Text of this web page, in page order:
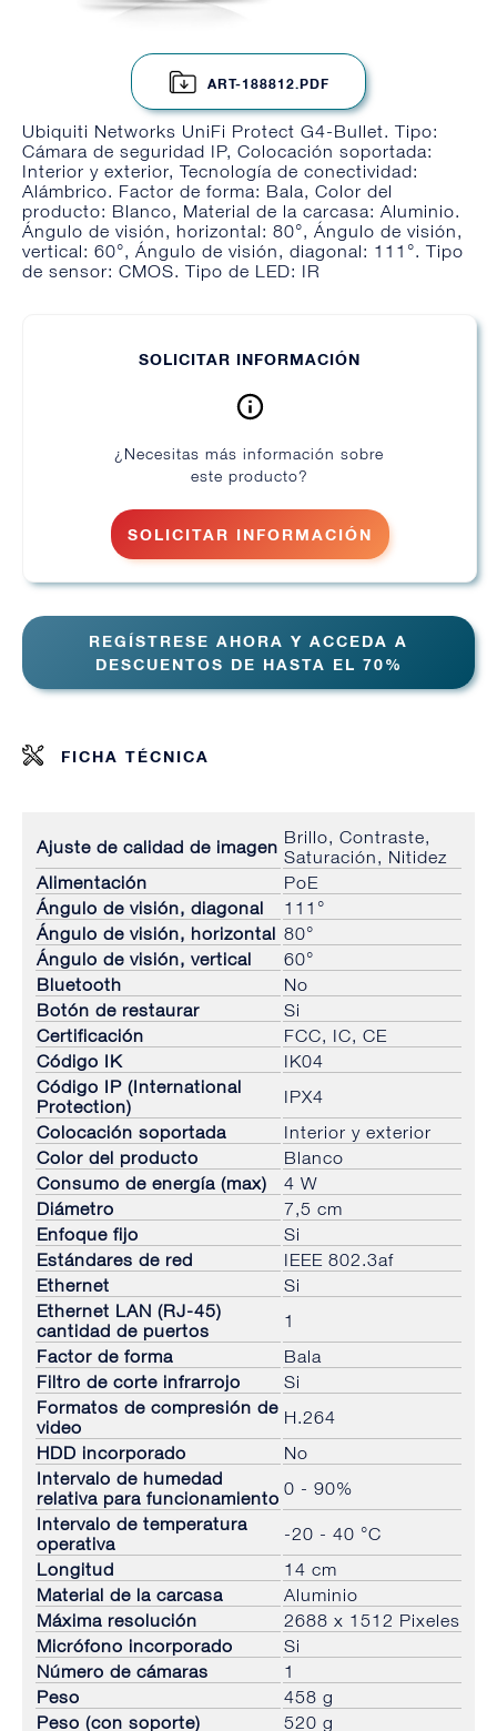
ART-188812.PDF
Ubiquiti Networks UniFi Protect G4-Bullet. Tipo:
Cámara de seguridad IP, Colocación soportada:
Interior y exterior, Tecnología de conectividad:
Alámbrico. Factor de forma: Bala, Color del
producto: Blanco, Material de la carcasa: Aluminio.
Ángulo de visión, horizontal: 80°, Ángulo de visión,
vertical: 60°, Ángulo de visión, diagonal: 111°. Tipo
de sensor: CMOS. Tipo de LED: IR
SOLICITAR INFORMACIÓN
¿Necesitas más información sobre
este producto?
SOLICITAR INFORMACIÓN
REGÍSTRESE AHORA Y ACCEDA A
DESCUENTOS DE HASTA EL 70%
FICHA TÉCNICA
Ajuste de calidad de imagen Brillo, Contraste,
Saturación, Nitidez
Alimentación
PoE
Ángulo de visión, diagonal
111°
Ángulo de visión, horizontal 80°
Ángulo de visión, vertical
60°
Bluetooth
No
Botón de restaurar
Si
Certificación
FCC, IC, CE
Código IK
IK04
Código IP (International
Protection)
IPX4
Colocación soportada
Interior y exterior
Color del producto
Blanco
Consumo de energía (max)
4 W
Diámetro
7,5 cm
Enfoque fijo
Si
Estándares de red
IEEE 802.3af
Ethernet
Si
Ethernet LAN (RJ-45)
cantidad de puertos
1
Factor de forma
Bala
Filtro de corte infrarrojo
Si
Formatos de compresión de
video
H.264
HDD incorporado
No
Intervalo de humedad
relativa para funcionamiento 0 - 90%
Intervalo de temperatura
operativa
-20 - 40 °C
Longitud
14 cm
Material de la carcasa
Aluminio
Máxima resolución
2688 x 1512 Pixeles
Micrófono incorporado
Si
Número de cámaras
1
Peso
458 g
Peso (con soporte)
520 g